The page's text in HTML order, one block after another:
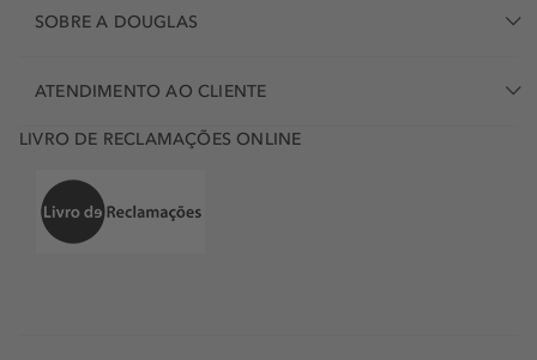
SOBRE A DOUGLAS
ATENDIMENTO AO CLIENTE
LIVRO DE RECLAMAÇÕES ONLINE